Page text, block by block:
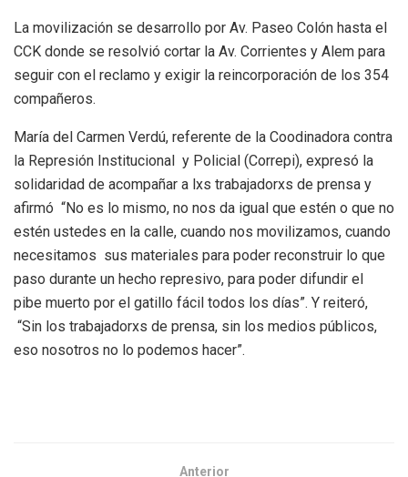
La movilización se desarrollo por Av. Paseo Colón hasta el
CCK donde se resolvió cortar la Av. Corrientes y Alem para
seguir con el reclamo y exigir la reincorporación de los 354
compañeros.
María del Carmen Verdú, referente de la Coodinadora contra
la Represión Institucional y Policial (Correpi), expresó la
solidaridad de acompañar a lxs trabajadorxs de prensa y
afirmó “No es lo mismo, no nos da igual que estén o que no
estén ustedes en la calle, cuando nos movilizamos, cuando
necesitamos sus materiales para poder reconstruir lo que
paso durante un hecho represivo, para poder difundir el
pibe muerto por el gatillo fácil todos los días”. Y reiteró,
“Sin los trabajadorxs de prensa, sin los medios públicos,
eso nosotros no lo podemos hacer”.
Anterior